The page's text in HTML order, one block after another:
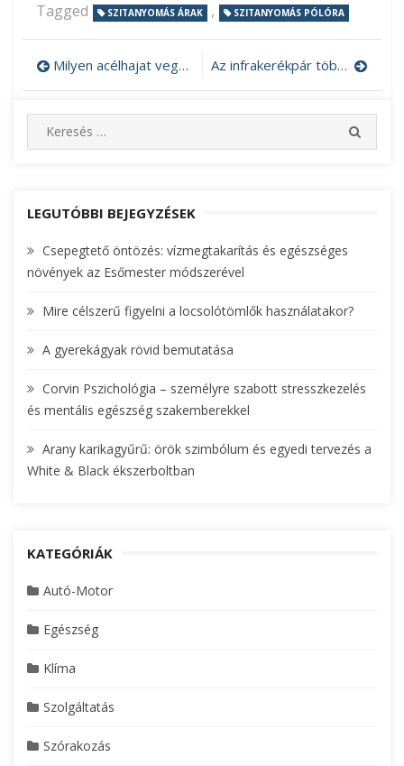
Tagged SZITANYOMÁS ÁRAK , SZITANYOMÁS PÓLÓRA
Bejegyzés
navigáció
Milyen acélhajat vegyen? Az infrakerékpár több technológiát ötvöz
e
c
f
o
:
E
LEGUTÓBBI BEJEGYZÉSEK
Csepegtető öntözés: vízmegtakarítás és egészséges
növények az Esőmester módszerével
Mire célszerű figyelni a locsolótömlők használatakor?
A gyerekágyak rövid bemutatása
Corvin Pszichológia – személyre szabott stresszkezelés
és mentális egészség szakemberekkel
Arany karikagyűrű: örök szimbólum és egyedi tervezés a
White & Black ékszerboltban
KATEGÓRIÁK
Autó-Motor
Egészség
Klíma
Szolgáltatás
Szórakozás